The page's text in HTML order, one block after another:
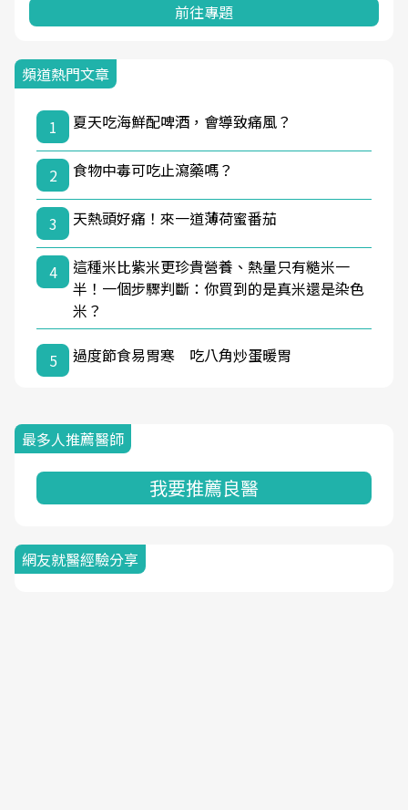
前往專題
頻道熱門文章
1 夏天吃海鮮配啤酒，會導致痛風？
2 食物中毒可吃止瀉藥嗎？
3 天熱頭好痛！來一道薄荷蜜番茄
4
這種米比紫米更珍貴營養、熱量只有糙米一
半！一個步驟判斷：你買到的是真米還是染色
米？
5 過度節食易胃寒 吃八角炒蛋暖胃
最多人推薦醫師
我要推薦良醫
網友就醫經驗分享